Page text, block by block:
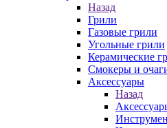
Назад
Грили
Газовые грили
Угольные грили
Керамические
Смокеры и
Аксессуары
Назад